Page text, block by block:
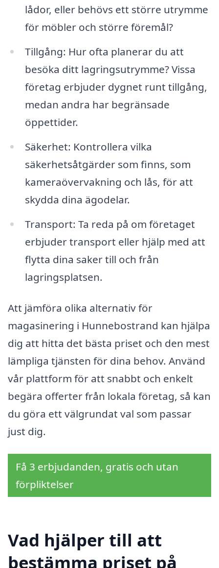
lådor, eller behövs ett större utrymme
för möbler och större föremål?
Tillgång: Hur ofta planerar du att
besöka ditt lagringsutrymme? Vissa
företag erbjuder dygnet runt tillgång,
medan andra har begränsade
öppettider.
Säkerhet: Kontrollera vilka
säkerhetsåtgärder som finns, som
kameraövervakning och lås, för att
skydda dina ägodelar.
Transport: Ta reda på om företaget
erbjuder transport eller hjälp med att
flytta dina saker till och från
lagringsplatsen.
Att jämföra olika alternativ för
magasinering i Hunnebostrand kan hjälpa
dig att hitta det bästa priset och den mest
lämpliga tjänsten för dina behov. Använd
vår plattform för att snabbt och enkelt
begära offerter från lokala företag, så kan
du göra ett välgrundat val som passar
just dig.
Få 3 erbjudanden, gratis och utan
förpliktelser
Vad hjälper till att
bestämma priset på